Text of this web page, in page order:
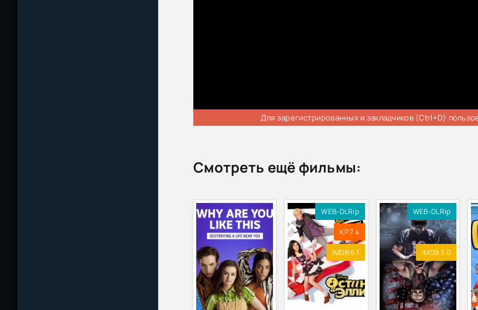
Для зарегистрированных и закладчиков (Ctrl+D)
Смотреть ещё фильмы:
WEB-DLRip
KP 7.4
IMDB 6.1
WEB-DLRip
IMDB 5.0